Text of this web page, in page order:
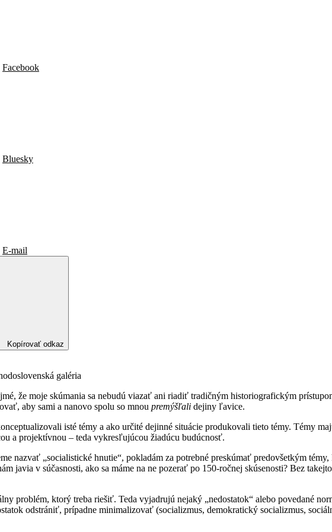
Facebook
Bluesky
E-mail
Kopírovať odkaz
galéria
že moje skúmania sa nebudú viazať ani riadiť tradičným historiografickým
aby sami a nanovo spolu so mnou premýšľali dejiny ľavice.
isté témy a ako určité dejinné situácie produkovali tieto témy. Témy
a projektívnou – teda vykresľujúcou žiadúcu budúcnosť.
nazvať „socialistické hnutie“, pokladám za potrebné preskúmať predovšetkým
javia v súčasnosti, ako sa máme na ne pozerať po 150-ročnej skúsenosti? Bez
problém, ktorý treba riešiť. Teda vyjadrujú nejaký „nedostatok“ alebo povedané
odstrániť, prípadne minimalizovať (socializmus, demokratický socializmus,